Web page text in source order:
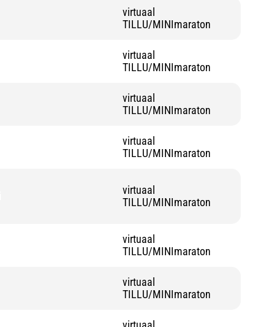
virtuaal
TILLU/MINImaraton
virtuaal
TILLU/MINImaraton
virtuaal
TILLU/MINImaraton
virtuaal
TILLU/MINImaraton
virtuaal
TILLU/MINImaraton
virtuaal
TILLU/MINImaraton
virtuaal
TILLU/MINImaraton